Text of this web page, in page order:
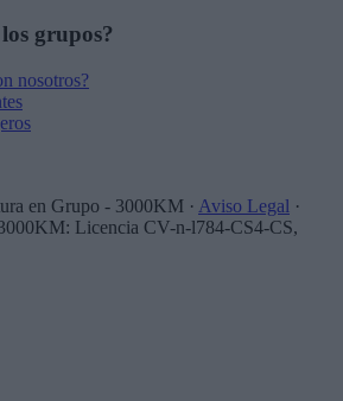
grupos?
nosotros?
en Grupo - 3000KM · Aviso Legal ·
Licencia CV-n-l784-CS4-CS,